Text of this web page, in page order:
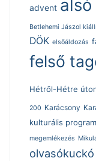
advent
Betlehemi Jászol
DÖK elsőáldozás
felső
Hétről-Hétre
200 Karácsony
kulturális program
megemlékezés
olvasókuckó